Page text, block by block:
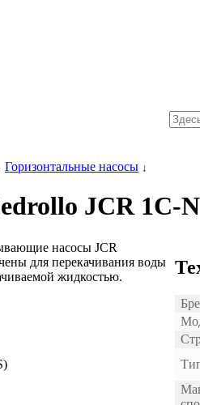
Горизонтальные насосы ↓
JCR 1C-N
насосы JCR
для перекачивания воды
жидкостью.